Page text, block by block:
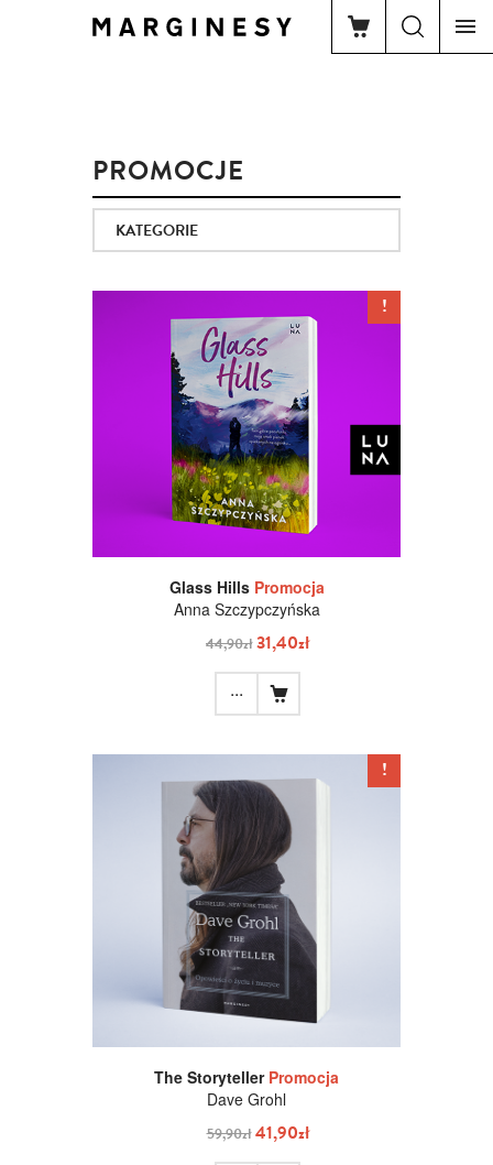
PROMOCJE
KATEGORIE
!
Glass Hills Promocja
Anna Szczypczyńska
44,90zł 31,40zł
...
!
The Storyteller Promocja
Dave Grohl
59,90zł 41,90zł